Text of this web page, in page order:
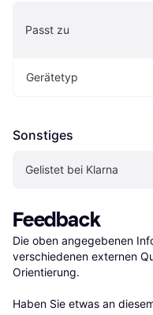
Passt zu
Gerätetyp
Sonstiges
Gelistet bei Klarna
Feedback
Die oben angegebenen
verschiedenen externen
Orientierung.
Haben Sie etwas an